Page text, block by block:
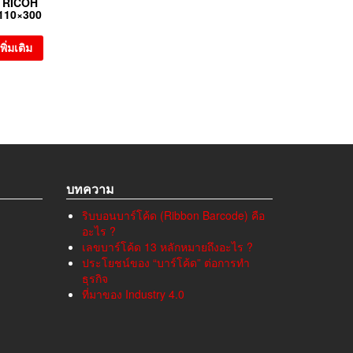
มเติม
บทความ
ริบบอนบาร์โค้ด (Ribbon Barcode) คือ
อะไร ?
เลขบาร์โค้ด 13 หลักหมายถึงอะไร ?
ประโยชน์ของ “บาร์โค้ด” ต่อการทำ
ธุรกิจ
ที่มาของ Industry 4.0